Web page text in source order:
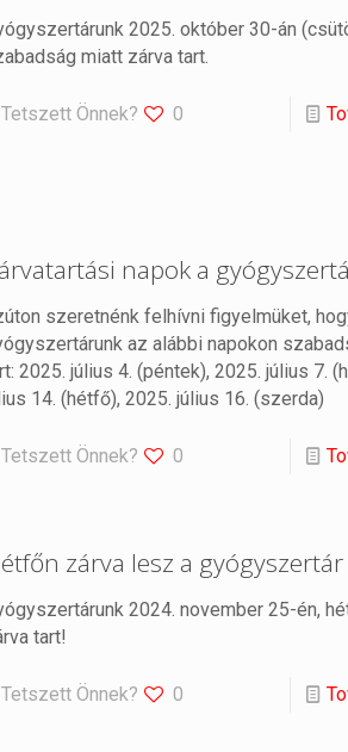
2025. október 30-án
miatt zárva tart.
Tetszett Önnek? 0
napok a
szeretnénk felhívni figyelmüket,
az alábbi napokon
2025. július 4. (péntek), 2025. július 7.
14. (hétfő), 2025. július 16. (szerda)
Tetszett Önnek? 0
zárva lesz a gyógyszertár
2024. november 25-én,
tart!
Tetszett Önnek? 0